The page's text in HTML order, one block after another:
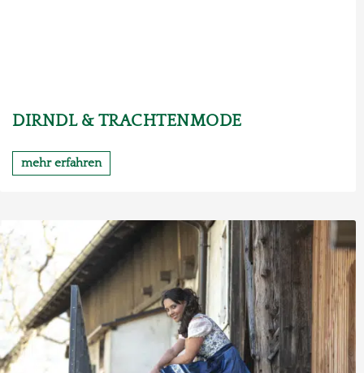
DIRNDL & TRACHTENMODE
mehr erfahren